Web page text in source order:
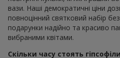
вази. Наші демократичні ціни
повноцінний святковий набір
подарунки надійно та красиво
вибраними квітами.
Скільки часу стоять